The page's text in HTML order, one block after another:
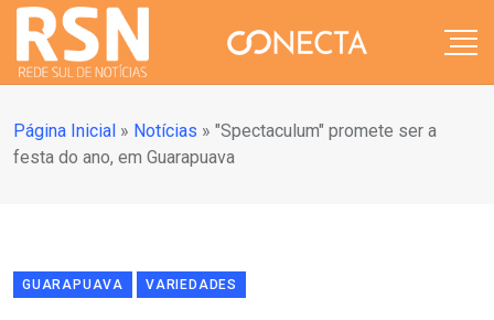
Página Inicial » Notícias » "Spectaculum" promete ser a
festa do ano, em Guarapuava
GUARAPUAVA VARIEDADES